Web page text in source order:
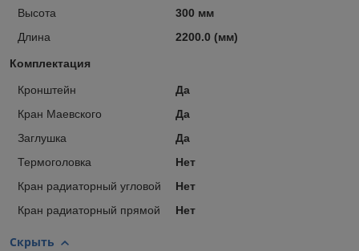
Высота
300 мм
Длина
2200.0 (мм)
Комплектация
Кронштейн
Да
Кран Маевского
Да
Заглушка
Да
Термоголовка
Нет
Кран радиаторный угловой
Нет
Кран радиаторный прямой
Нет
Скрыть